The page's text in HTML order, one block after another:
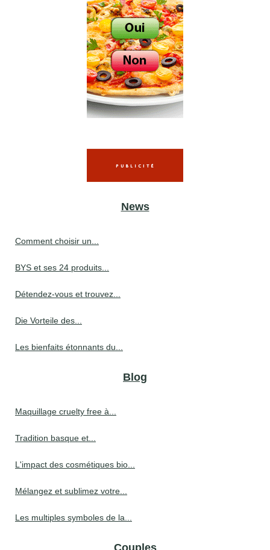
News
Comment choisir un...
BYS et ses 24 produits...
Détendez-vous et trouvez...
Die Vorteile des...
Les bienfaits étonnants du...
Blog
Maquillage cruelty free à...
Tradition basque et...
L'impact des cosmétiques bio...
Mélangez et sublimez votre...
Les multiples symboles de la...